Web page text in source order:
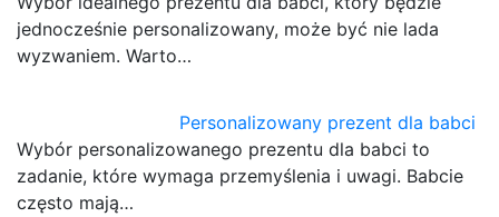
jednocześnie personalizowany, może być nie lada
wyzwaniem. Warto…
Personalizowany prezent dla babci
Wybór personalizowanego prezentu dla babci to
zadanie, które wymaga przemyślenia i uwagi. Babcie
często mają…